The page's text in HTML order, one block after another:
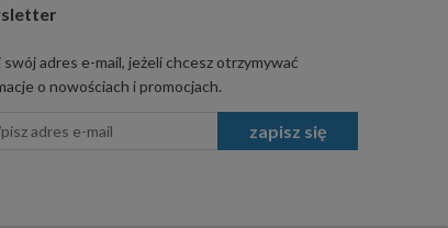
swój adres e-mail, jeżeli chcesz otrzymywać
o nowościach i promocjach.
zapisz się